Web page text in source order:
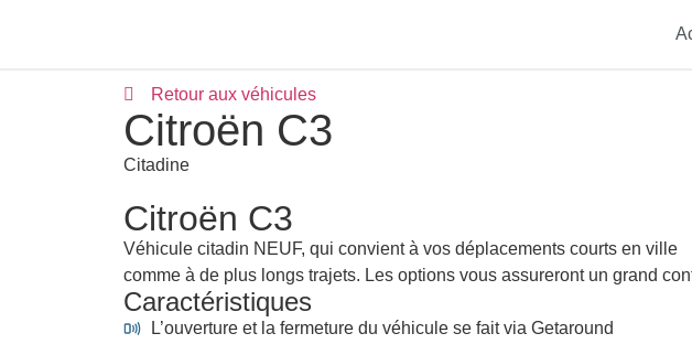
Retour aux véhicules
Citroën C3
Citadine
Citroën C3
Véhicule citadin NEUF, qui convient à vos déplacements courts en ville
comme à de plus longs trajets. Les options vous assureront un grand
Caractéristiques
L’ouverture et la fermeture du véhicule se fait via Getaround